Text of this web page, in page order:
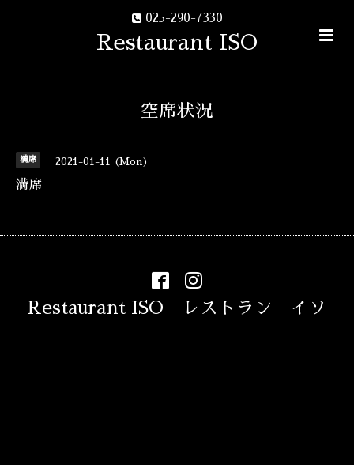
025-290-7330
Restaurant ISO
空席状況
満席 2021-01-11 (Mon)
満席
Restaurant ISO レストラン イソ